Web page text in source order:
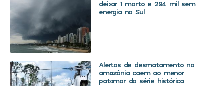
deixar 1 morto e 294 mil sem
energia no Sul
Alertas de desmatamento na
amazônia caem ao menor
patamar da série histórica